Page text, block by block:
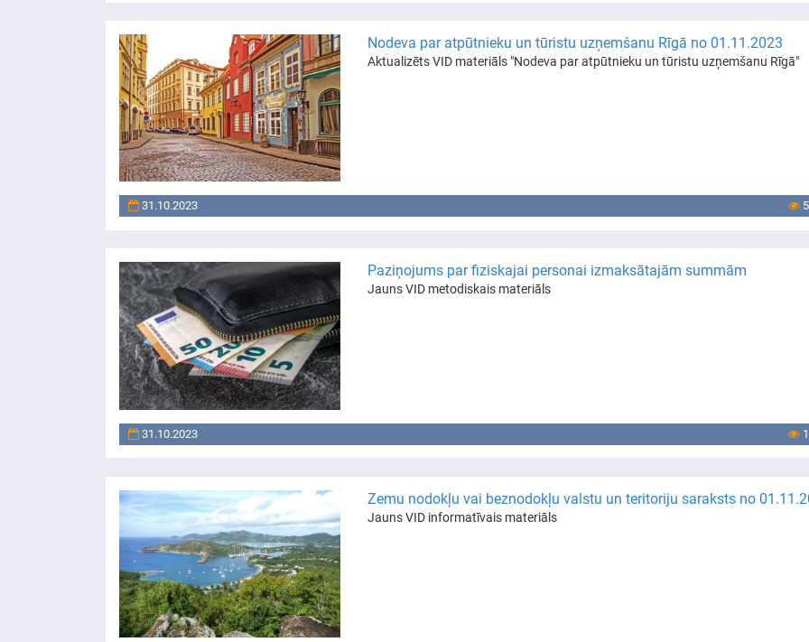
Nodeva par atpūtnieku un tūristu uzņemšanu Rīgā no 01.11.2023
Aktualizēts VID materiāls "Nodeva par atpūtnieku un tūristu uzņemšanu Rīgā"
31.10.2023
Paziņojums par fiziskajai personai izmaksātajām summām
Jauns VID metodiskais materiāls
31.10.2023
Zemu nodokļu vai beznodokļu valstu un teritoriju saraksts no
Jauns VID informatīvais materiāls